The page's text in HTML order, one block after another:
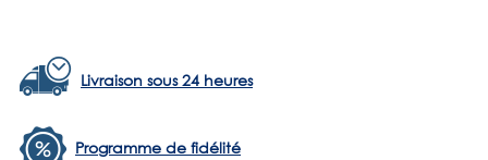
Livraison sous 24 heures
Programme de fidélité